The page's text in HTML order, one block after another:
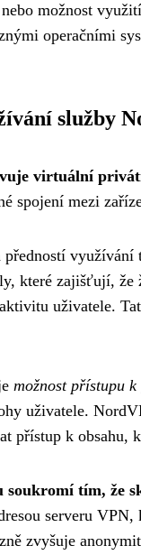
možnost
operačními
služby
virtuální
spojení mezi
předností využívání
které zajišťují, že
uživatele.
možnost přístupu k
uživatele.
přístup k
soukromí tím, že
serveru
zvyšuje